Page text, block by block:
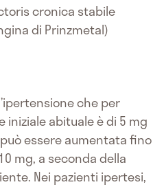
cronica stabile
di Prinzmetal)
che per
iniziale abituale è di 5 mg
essere aumentata fino
mg, a seconda della
Nei pazienti ipertesi,